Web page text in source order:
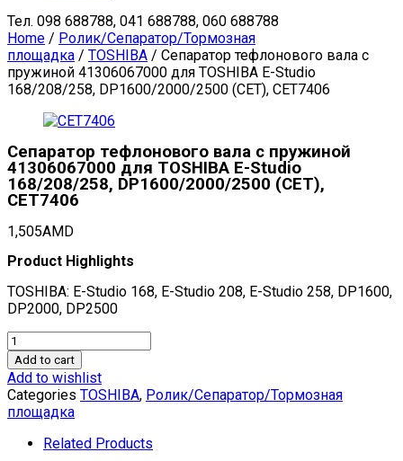
Тел. 098 688788, 041 688788, 060 688788
Home / Ролик/Сепаратор/Тормозная
площадка / TOSHIBA / Сепаратор тефлонового вала с
пружиной 41306067000 для TOSHIBA E-Studio
168/208/258, DP1600/2000/2500 (CET), CET7406
Сепаратор тефлонового вала с пружиной
41306067000 для TOSHIBA E-Studio
168/208/258, DP1600/2000/2500 (CET),
CET7406
1,505AMD
Product Highlights
TOSHIBA: E-Studio 168, E-Studio 208, E-Studio 258, DP1600,
DP2000, DP2500
Сепаратор
тефлонового
вала
с
пружиной
41306067000
для
Add to cart
Add to wishlist
Categories TOSHIBA, Ролик/Сепаратор/Тормозная
площадка
Related Products